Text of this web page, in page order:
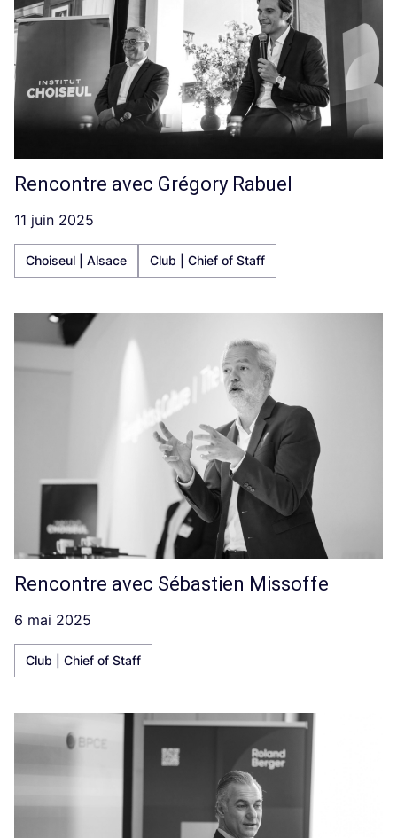
Rencontre avec Grégory Rabuel
11 juin 2025
Choiseul | Alsace Club | Chief of Staff
Rencontre avec Sébastien Missoffe
6 mai 2025
Club | Chief of Staff